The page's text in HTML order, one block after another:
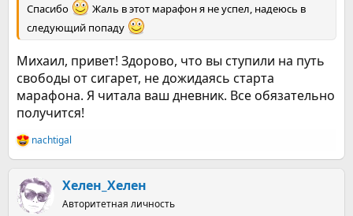
бесплатные марафоны по отказу от курения с 2015 года.
Вначале это было стихийное собрание, со временем в
основу марафонов легла профессиональная...ne-kurim.ru
Спасибо
Жаль в этот марафон я не успел, надеюсь в
следующий попаду
Михаил, привет! Здорово, что вы ступили на путь
свободы от сигарет, не дожидаясь старта
марафона. Я читала ваш дневник. Все обязательно
получится!
Р
е
к
ц
и
nachtigal
Хелен_Хелен
Авторитетная личность